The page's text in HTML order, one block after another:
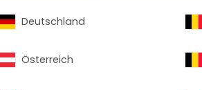
Deutschland
Österreich